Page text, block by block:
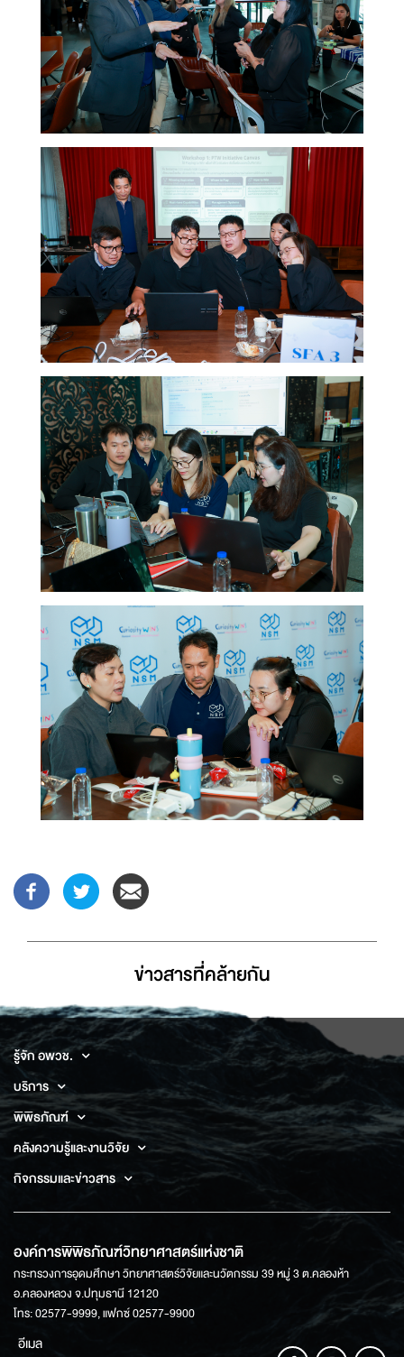
ข่าวสารที่่คล้ายกัน
รู้จัก อพวช.
บริการ
พิพิธภัณฑ์
คลังความรู้และงานวิจัย
กิจกรรมและข่าวสาร
องค์การพิพิธภัณฑ์วิทยาศาสตร์แห่งชาติ
กระทรวงการอุดมศึกษา วิทยาศาสตร์วิจัยและนวัตกรรม 39 หมู่ 3 ต.คลองห้า
อ.คลองหลวง จ.ปทุมธานี 12120
โทร: 02577-9999, แฟกซ์ 02577-9900
อีเมล